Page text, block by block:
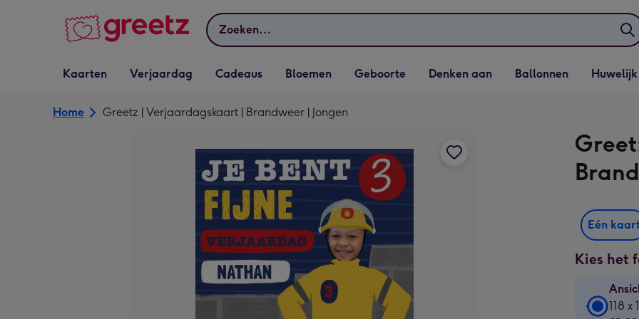
Zoeken
Vervolgkeuzelijst
Kaarten openen
Kaarten
Vervolgkeuzelijst
Verjaardag openen
Verjaardag
Vervolgkeuzelijst
Cadeaus openen
Cadeaus
Vervolgkeuzelijst
Bloemen openen
Bloemen
Vervolgkeuzelijst
Geboorte openen
Geboorte
Vervolgkeuzelijst
Denken aan openen
Denken aan
Vervolgkeuzelijst
Ballonnen openen
Ballonnen
Huwelijk
Huwelijk
Home Greetz | Verjaardagskaart | Brandweer | Jongen
Eén
Kies het
118 x